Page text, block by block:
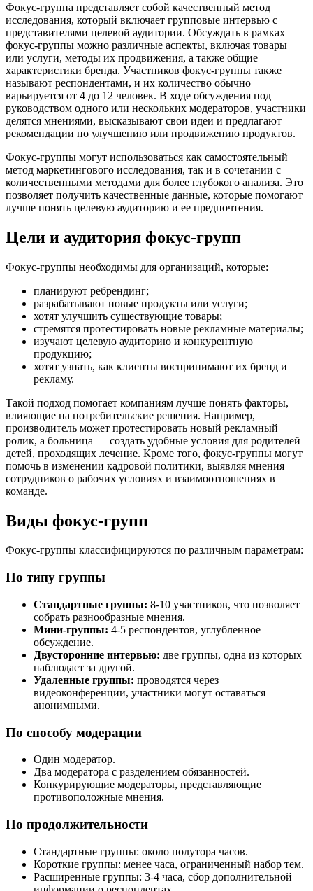
Фокус-группа представляет собой качественный метод
исследования, который включает групповые интервью с
представителями целевой аудитории. Обсуждать в рамках
фокус-группы можно различные аспекты, включая товары
или услуги, методы их продвижения, а также общие
характеристики бренда. Участников фокус-группы также
называют респондентами, и их количество обычно
варьируется от 4 до 12 человек. В ходе обсуждения под
руководством одного или нескольких модераторов, участники
делятся мнениями, высказывают свои идеи и предлагают
рекомендации по улучшению или продвижению продуктов.
Фокус-группы могут использоваться как самостоятельный
метод маркетингового исследования, так и в сочетании с
количественными методами для более глубокого анализа. Это
позволяет получить качественные данные, которые помогают
лучше понять целевую аудиторию и ее предпочтения.
Цели и аудитория фокус-групп
Фокус-группы необходимы для организаций, которые:
планируют ребрендинг;
разрабатывают новые продукты или услуги;
хотят улучшить существующие товары;
стремятся протестировать новые рекламные материалы;
изучают целевую аудиторию и конкурентную
продукцию;
хотят узнать, как клиенты воспринимают их бренд и
рекламу.
Такой подход помогает компаниям лучше понять факторы,
влияющие на потребительские решения. Например,
производитель может протестировать новый рекламный
ролик, а больница — создать удобные условия для родителей
детей, проходящих лечение. Кроме того, фокус-группы могут
помочь в изменении кадровой политики, выявляя мнения
сотрудников о рабочих условиях и взаимоотношениях в
команде.
Виды фокус-групп
Фокус-группы классифицируются по различным параметрам:
По типу группы
Стандартные группы: 8-10 участников, что позволяет
собрать разнообразные мнения.
Мини-группы: 4-5 респондентов, углубленное
обсуждение.
Двусторонние интервью: две группы, одна из которых
наблюдает за другой.
Удаленные группы: проводятся через
видеоконференции, участники могут оставаться
анонимными.
По способу модерации
Один модератор.
Два модератора с разделением обязанностей.
Конкурирующие модераторы, представляющие
противоположные мнения.
По продолжительности
Стандартные группы: около полутора часов.
Короткие группы: менее часа, ограниченный набор тем.
Расширенные группы: 3-4 часа, сбор дополнительной